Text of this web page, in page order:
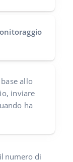
allo
inviare
ha
numero di